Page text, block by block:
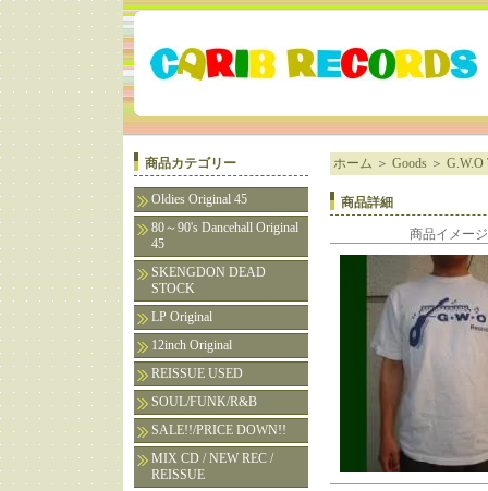
商品カテゴリー
Oldies Original 45
80～90's Dancehall Original
45
SKENGDON DEAD
STOCK
LP Original
12inch Original
REISSUE USED
SOUL/FUNK/R&B
SALE!!/PRICE DOWN!!
MIX CD / NEW REC /
REISSUE
ホーム ＞ Goods＞ G.W.O
商品詳細
商品イメージ